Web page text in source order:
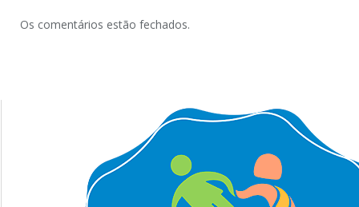
Os comentários estão fechados.